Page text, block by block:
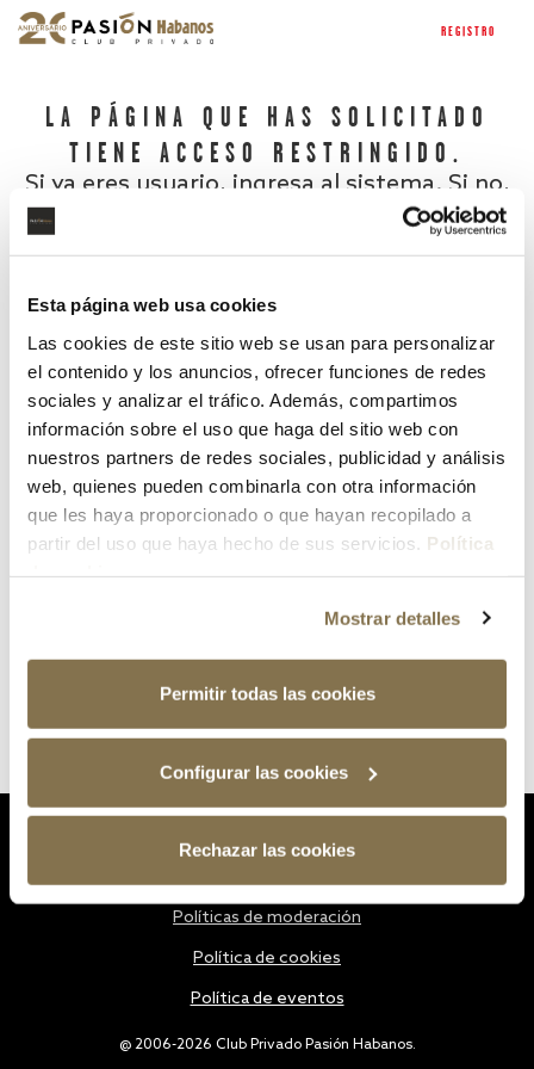
Esta página web usa cookies
Las cookies de este sitio web se usan para personalizar
el contenido y los anuncios, ofrecer funciones de redes
sociales y analizar el tráfico. Además, compartimos
información sobre el uso que haga del sitio web con
nuestros partners de redes sociales, publicidad y análisis
web, quienes pueden combinarla con otra información
que les haya proporcionado o que hayan recopilado a
partir del uso que haya hecho de sus servicios. Política
Mostrar detalles
Permitir todas las cookies
Configurar las cookies
Rechazar las cookies
REGISTRO
LA PÁGINA QUE HAS SOLICITADO
TIENE ACCESO RESTRINGIDO.
Si ya eres usuario, ingresa al sistema. Si no,
¿Has olvidado tu contraseña?
@ 2006-2026 Club Privado Pasión Habanos.
Políticas de moderación
Política de cookies
Política de eventos